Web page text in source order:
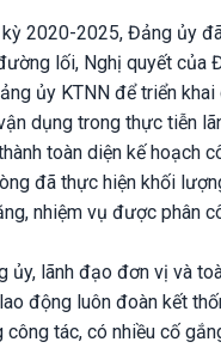
kỳ 2020-2025, Đảng ủy
lối, Nghị quyết của
ủy KTNN để triển khai
dụng trong thực tiễn
toàn diện kế hoạch
đã thực hiện khối
nhiệm vụ được phân
ủy, lãnh đạo đơn vị và
động luôn đoàn kết
tác, có nhiều cố